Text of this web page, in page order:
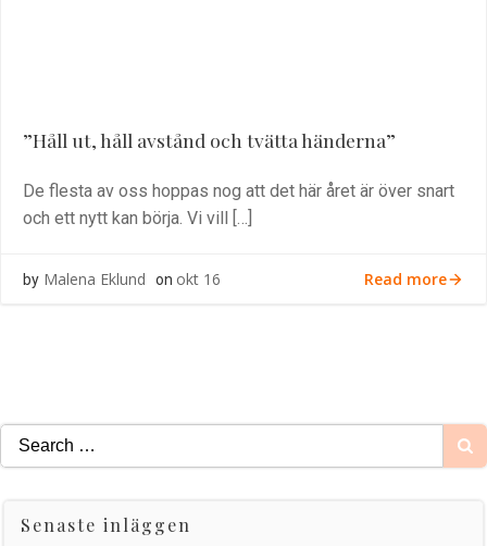
”Håll ut, håll avstånd och tvätta händerna”
De flesta av oss hoppas nog att det här året är över snart
och ett nytt kan börja. Vi vill […]
by Malena Eklund on okt 16 Read more
Search
for:
Senaste inläggen